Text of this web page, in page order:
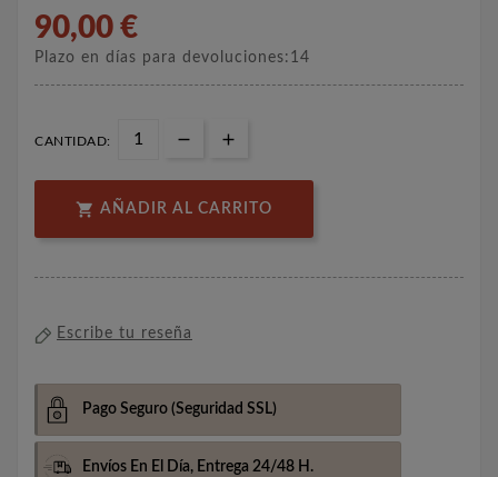
90,00 €
Plazo en días para devoluciones:14
CANTIDAD:
 AÑADIR AL CARRITO
Escribe tu reseña
Pago Seguro (Seguridad SSL)
Envíos En El Día, Entrega 24/48 H.